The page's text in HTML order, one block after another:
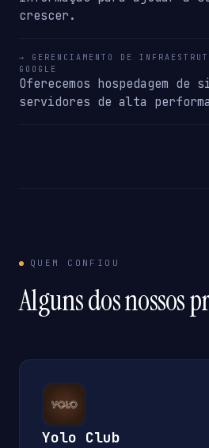
crescer.
→ GERENCIAMENTO DE
GOOGLE
Oferecemos hospedagem de
servidores de alta
QUEM CONFIOU
Alguns dos nossos
Yolo Club